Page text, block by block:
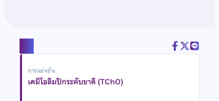
การแข่งขัน
เคมีโอลิมปิกระดับชาติ (TChO)